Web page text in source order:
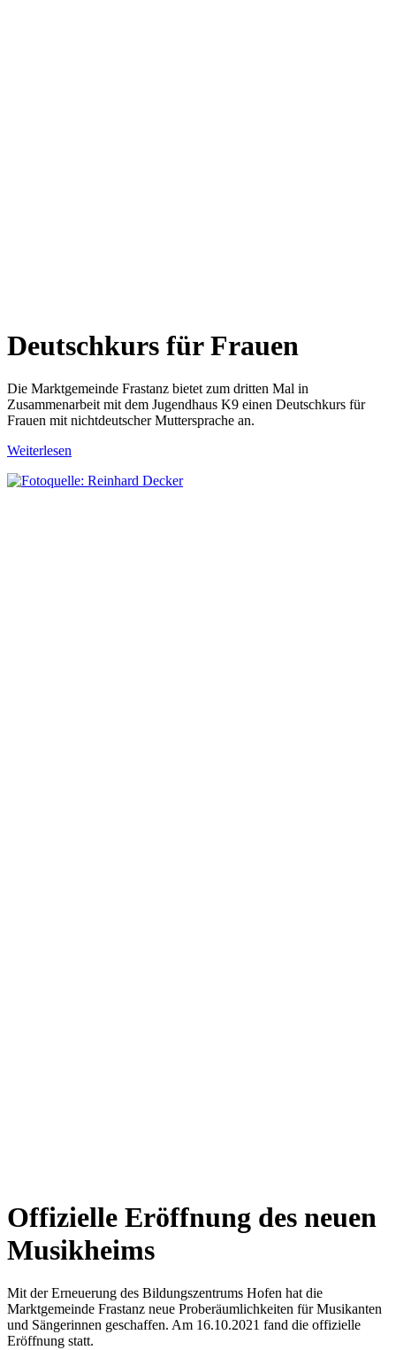
Deutschkurs für Frauen
Die Marktgemeinde Frastanz bietet zum dritten Mal in
Zusammenarbeit mit dem Jugendhaus K9 einen Deutschkurs für
Frauen mit nichtdeutscher Muttersprache an.
Weiterlesen
Offizielle Eröffnung des neuen
Musikheims
Mit der Erneuerung des Bildungszentrums Hofen hat die
Marktgemeinde Frastanz neue Proberäumlichkeiten für Musikanten
und Sängerinnen geschaffen. Am 16.10.2021 fand die offizielle
Eröffnung statt.